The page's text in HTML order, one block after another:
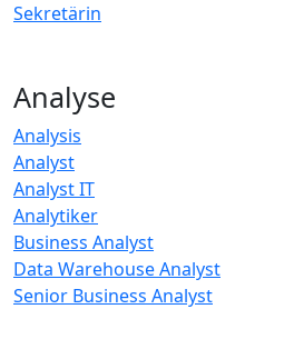
Sekretärin
Analyse
Analysis
Analyst
Analyst IT
Analytiker
Business Analyst
Data Warehouse Analyst
Senior Business Analyst